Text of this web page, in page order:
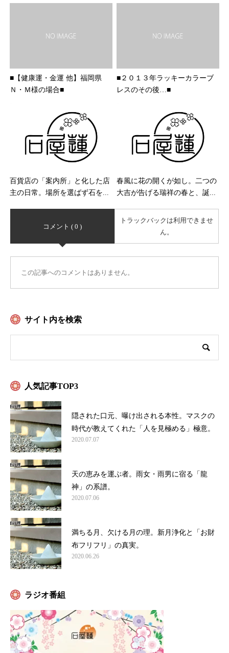
■【健康運・金運 他】福岡県
Ｎ・Ｍ様の場合■
■２０１３年ラッキーカラーブ
レスのその後…■
百貨店の「案内所」と化した店
主の日常。場所を選ばず石を...
春風に花の開くが如し。二つの
大吉が告げる瑞祥の春と、誕...
コメント ( 0 )
トラックバックは利用できませ
ん。
この記事へのコメントはありません。
サイト内を検索
人気記事TOP3
隠された口元、曝け出される本性。マスクの
時代が教えてくれた「人を見極める」極意。
2020.07.07
天の恵みを運ぶ者。雨女・雨男に宿る「龍
神」の系譜。
2020.07.06
満ちる月、欠ける月の理。新月浄化と「お財
布フリフリ」の真実。
2020.06.26
ラジオ番組